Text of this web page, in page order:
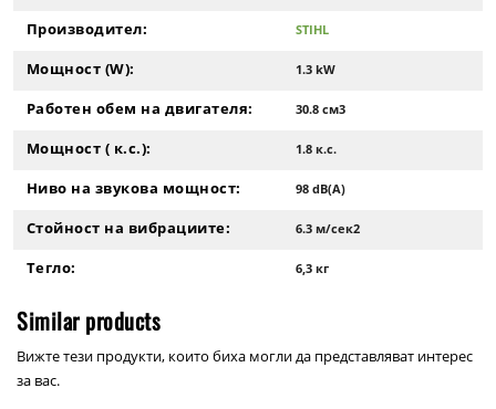
Производител: STIHL
Мощност (W): 1.3 kW
Работен обем на двигателя: 30.8 см3
Мощност ( к.с.): 1.8 к.с.
Ниво на звукова мощност: 98 dB(A)
Стойност на вибрациите: 6.3 м/сек2
Тегло: 6,3 кг
Similar products
Вижте тези продукти, които биха могли да представляват интерес
за вас.